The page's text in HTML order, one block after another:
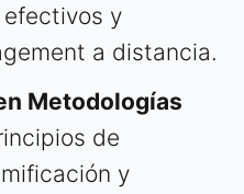
y
a distancia.
Metodologías
de
y